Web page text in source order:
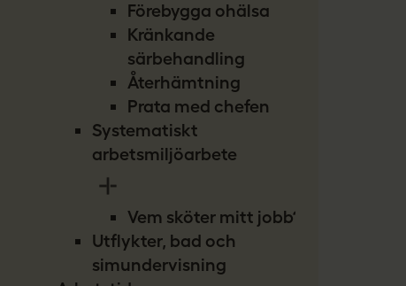
Förebygga ohälsa
Kränkande
särbehandling
Återhämtning
Prata med chefen
Systematiskt
arbetsmiljöarbete
Vem sköter mitt jobb?
Utflykter, bad och
simundervisning